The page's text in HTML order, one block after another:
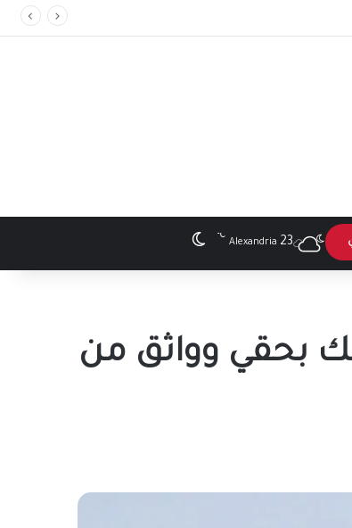
Alexandria 23
℃ الوضع المظلم
بحقي وواثق من